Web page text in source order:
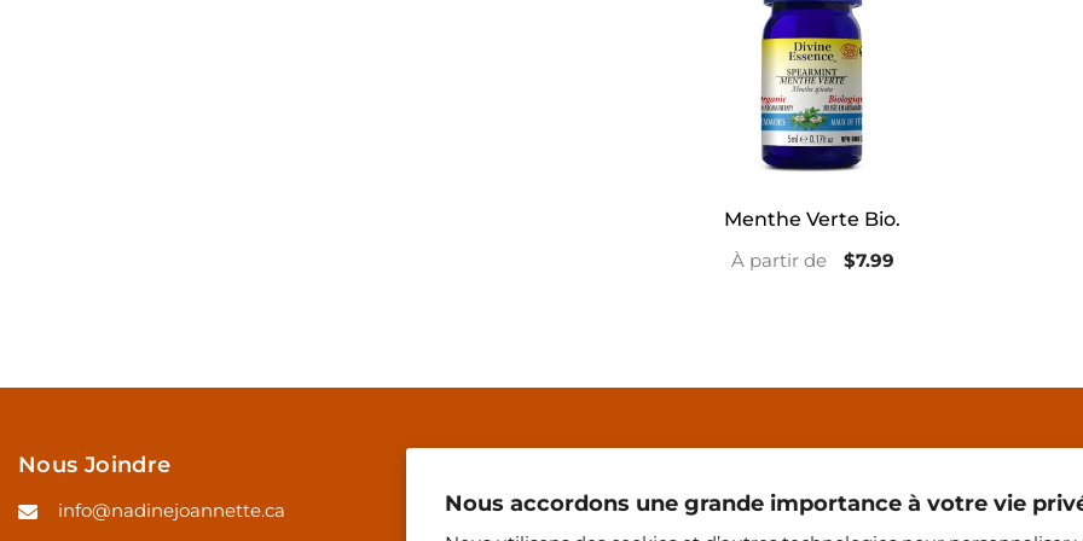
Nous accordons une grande importance à votre vie
Menthe Verte Bio.
À partir de
$7.99
Nous Joindre
info@nadinejoannette.ca